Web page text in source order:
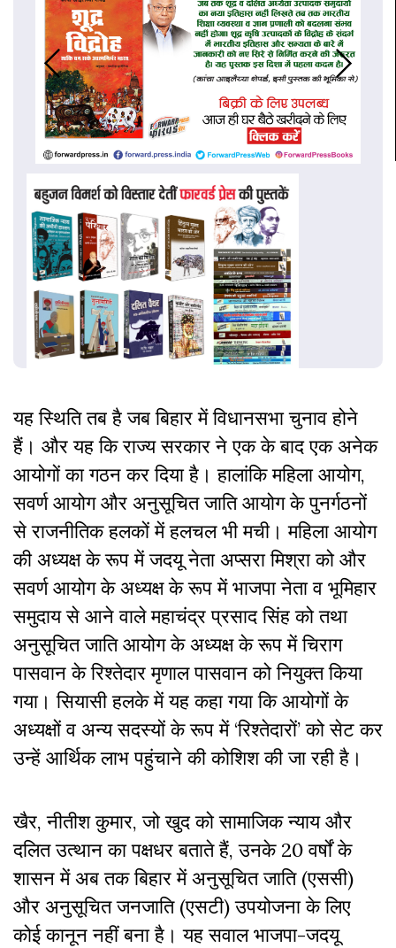
यह स्थिति तब है जब बिहार में विधानसभा चुनाव होने
हैं। और यह कि राज्य सरकार ने एक के बाद एक अनेक
आयोगों का गठन कर दिया है। हालांकि महिला आयोग,
सवर्ण आयोग और अनुसूचित जाति आयोग के पुनर्गठनों
से राजनीतिक हलकों में हलचल भी मची। महिला आयोग
की अध्यक्ष के रूप में जदयू नेता अप्सरा मिश्रा को और
सवर्ण आयोग के अध्यक्ष के रूप में भाजपा नेता व भूमिहार
समुदाय से आने वाले महाचंद्र प्रसाद सिंह को तथा
अनुसूचित जाति आयोग के अध्यक्ष के रूप में चिराग
पासवान के रिश्तेदार मृणाल पासवान को नियुक्त किया
गया। सियासी हलके में यह कहा गया कि आयोगों के
अध्यक्षों व अन्य सदस्यों के रूप में ‘रिश्तेदारों’ को सेट कर
उन्हें आर्थिक लाभ पहुंचाने की कोशिश की जा रही है।
खैर, नीतीश कुमार, जो खुद को सामाजिक न्याय और
दलित उत्थान का पक्षधर बताते हैं, उनके 20 वर्षों के
शासन में अब तक बिहार में अनुसूचित जाति (एससी)
और अनुसूचित जनजाति (एसटी) उपयोजना के लिए
कोई कानून नहीं बना है। यह सवाल भाजपा-जदयू